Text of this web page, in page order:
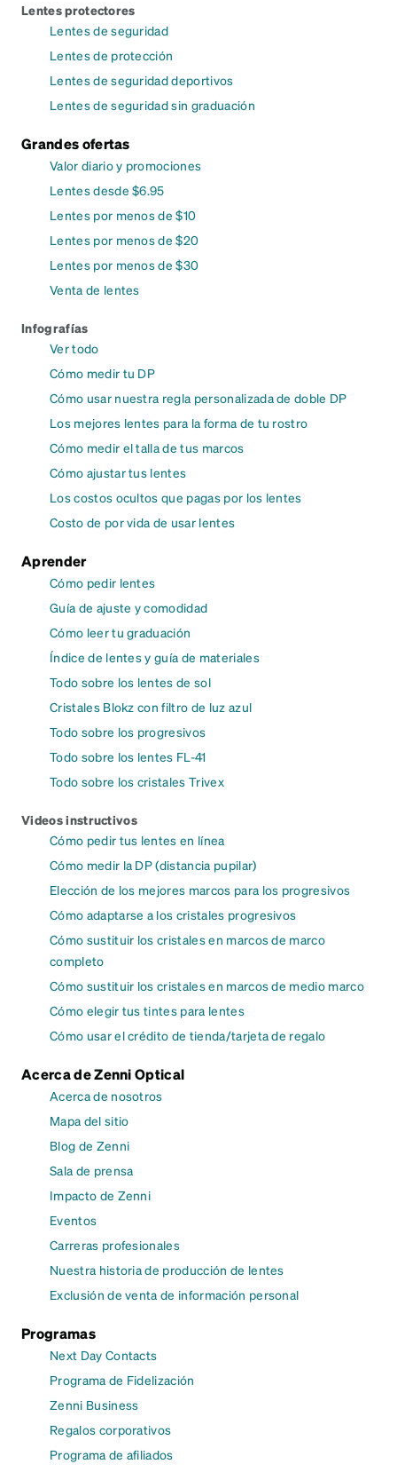
Lentes protectores
Lentes de seguridad
Lentes de protección
Lentes de seguridad deportivos
Lentes de seguridad sin graduación
Grandes ofertas
Valor diario y promociones
Lentes desde $6.95
Lentes por menos de $10
Lentes por menos de $20
Lentes por menos de $30
Venta de lentes
Infografías
Ver todo
Cómo medir tu DP
Cómo usar nuestra regla personalizada de doble DP
Los mejores lentes para la forma de tu rostro
Cómo medir el talla de tus marcos
Cómo ajustar tus lentes
Los costos ocultos que pagas por los lentes
Costo de por vida de usar lentes
Aprender
Cómo pedir lentes
Guía de ajuste y comodidad
Cómo leer tu graduación
Índice de lentes y guía de materiales
Todo sobre los lentes de sol
Cristales Blokz con filtro de luz azul
Todo sobre los progresivos
Todo sobre los lentes FL-41
Todo sobre los cristales Trivex
Videos instructivos
Cómo pedir tus lentes en línea
Cómo medir la DP (distancia pupilar)
Elección de los mejores marcos para los progresivos
Cómo adaptarse a los cristales progresivos
Cómo sustituir los cristales en marcos de marco
completo
Cómo sustituir los cristales en marcos de medio marco
Cómo elegir tus tintes para lentes
Cómo usar el crédito de tienda/tarjeta de regalo
Acerca de Zenni Optical
Acerca de nosotros
Mapa del sitio
Blog de Zenni
Sala de prensa
Impacto de Zenni
Eventos
Carreras profesionales
Nuestra historia de producción de lentes
Exclusión de venta de información personal
Programas
Next Day Contacts
Programa de Fidelización
Zenni Business
Regalos corporativos
Programa de afiliados